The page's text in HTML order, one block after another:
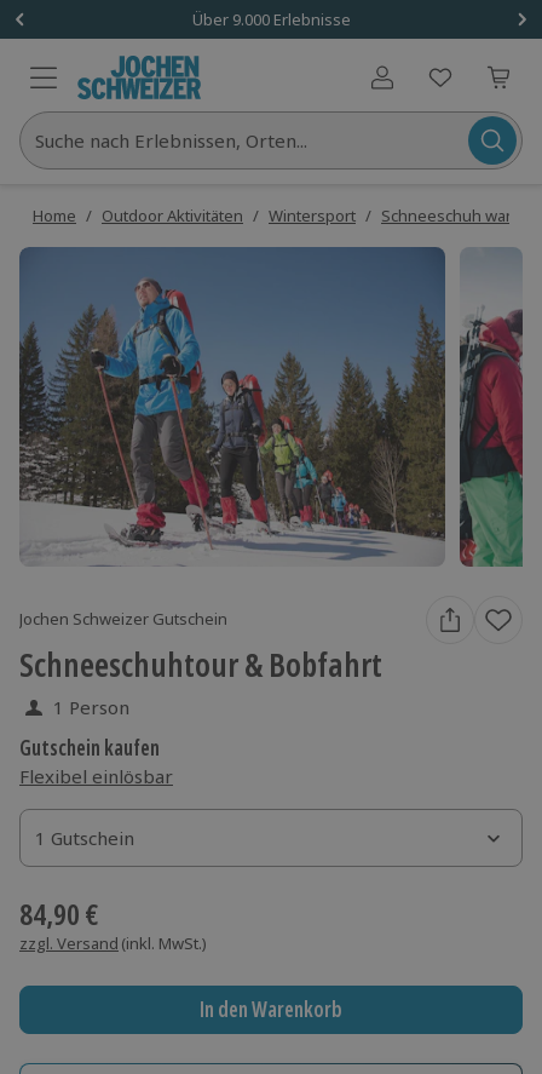
Über 9.000 Erlebnisse
Benutzerkonto
Suche nach Erlebnissen, Orten...
Home / Outdoor Aktivitäten / Wintersport / Schneeschuh
Jochen Schweizer Gutschein
Schneeschuhtour & Bobfahrt
1 Person
Gutschein kaufen
Flexibel einlösbar
1 Gutschein
1 Gutschein
1 Gutschein
84,90 €
zzgl. Versand (inkl. MwSt.)
In den Warenkorb